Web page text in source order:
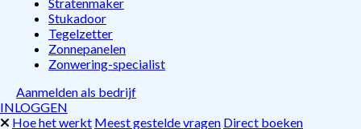
Stukadoor
Tegelzetter
Zonnepanelen
Zonwering-specialist
Aanmelden als bedrijf
INLOGGEN
Hoe het werkt Meest gestelde vragen Direct boeken